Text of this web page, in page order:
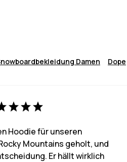
Damen Dope
Hoodie für unseren
Mountains geholt, und
Er hällt wirklich